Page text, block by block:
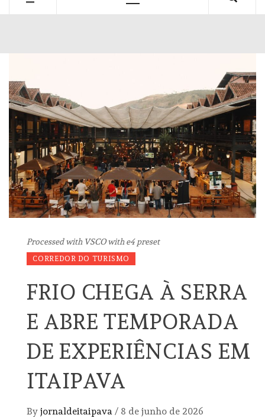
Processed with VSCO with e4 preset
CORREDOR DO TURISMO
FRIO CHEGA À SERRA
E ABRE TEMPORADA
DE EXPERIÊNCIAS EM
ITAIPAVA
By jornaldeitaipava / 8 de junho de 2026